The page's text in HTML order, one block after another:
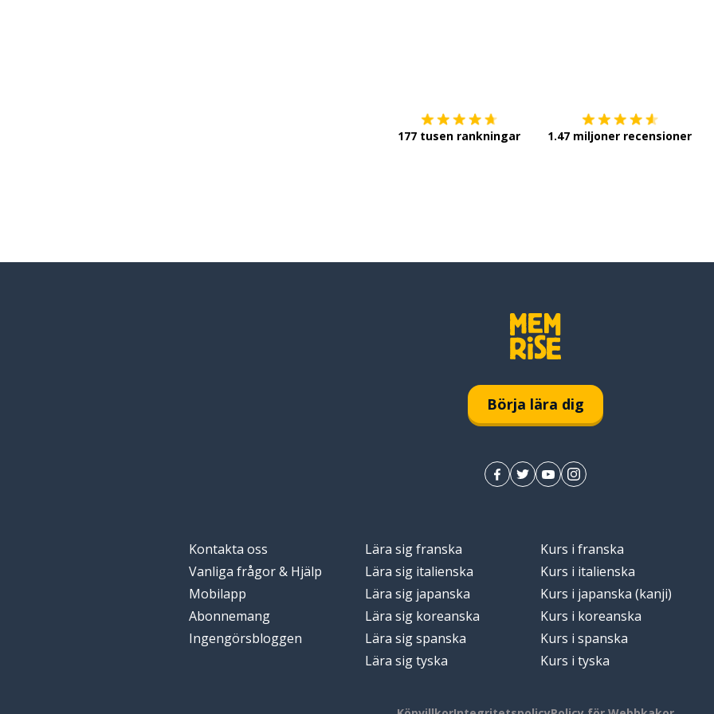
177 tusen rankningar 1.47 miljoner recensioner
Börja lära dig
Kontakta oss
Vanliga frågor & Hjälp
Mobilapp
Abonnemang
Ingengörsbloggen
Lära sig franska
Lära sig italienska
Lära sig japanska
Lära sig koreanska
Lära sig spanska
Lära sig tyska
Kurs i franska
Kurs i italienska
Kurs i japanska (kanji)
Kurs i koreanska
Kurs i spanska
Kurs i tyska